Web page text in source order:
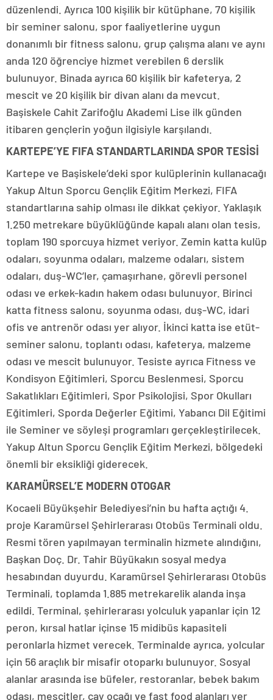
düzenlendi. Ayrıca 100 kişilik bir kütüphane, 70 kişilik
bir seminer salonu, spor faaliyetlerine uygun
donanımlı bir fitness salonu, grup çalışma alanı ve aynı
anda 120 öğrenciye hizmet verebilen 6 derslik
bulunuyor. Binada ayrıca 60 kişilik bir kafeterya, 2
mescit ve 20 kişilik bir divan alanı da mevcut.
Başiskele Cahit Zarifoğlu Akademi Lise ilk günden
itibaren gençlerin yoğun ilgisiyle karşılandı.
KARTEPE’YE FIFA STANDARTLARINDA SPOR TESİSİ
Kartepe ve Başiskele’deki spor kulüplerinin kullanacağı
Yakup Altun Sporcu Gençlik Eğitim Merkezi, FIFA
standartlarına sahip olması ile dikkat çekiyor. Yaklaşık
1.250 metrekare büyüklüğünde kapalı alanı olan tesis,
toplam 190 sporcuya hizmet veriyor. Zemin katta kulüp
odaları, soyunma odaları, malzeme odaları, sistem
odaları, duş-WC’ler, çamaşırhane, görevli personel
odası ve erkek-kadın hakem odası bulunuyor. Birinci
katta fitness salonu, soyunma odası, duş-WC, idari
ofis ve antrenör odası yer alıyor. İkinci katta ise etüt-
seminer salonu, toplantı odası, kafeterya, malzeme
odası ve mescit bulunuyor. Tesiste ayrıca Fitness ve
Kondisyon Eğitimleri, Sporcu Beslenmesi, Sporcu
Sakatlıkları Eğitimleri, Spor Psikolojisi, Spor Okulları
Eğitimleri, Sporda Değerler Eğitimi, Yabancı Dil Eğitimi
ile Seminer ve söyleşi programları gerçekleştirilecek.
Yakup Altun Sporcu Gençlik Eğitim Merkezi, bölgedeki
önemli bir eksikliği giderecek.
KARAMÜRSEL’E MODERN OTOGAR
Kocaeli Büyükşehir Belediyesi’nin bu hafta açtığı 4.
proje Karamürsel Şehirlerarası Otobüs Terminali oldu.
Resmi tören yapılmayan terminalin hizmete alındığını,
Başkan Doç. Dr. Tahir Büyükakın sosyal medya
hesabından duyurdu. Karamürsel Şehirlerarası Otobüs
Terminali, toplamda 1.885 metrekarelik alanda inşa
edildi. Terminal, şehirlerarası yolculuk yapanlar için 12
peron, kırsal hatlar içinse 15 midibüs kapasiteli
peronlarla hizmet verecek. Terminalde ayrıca, yolcular
için 56 araçlık bir misafir otoparkı bulunuyor. Sosyal
alanlar arasında ise büfeler, restoranlar, bebek bakım
odası, mescitler, çay ocağı ve fast food alanları yer